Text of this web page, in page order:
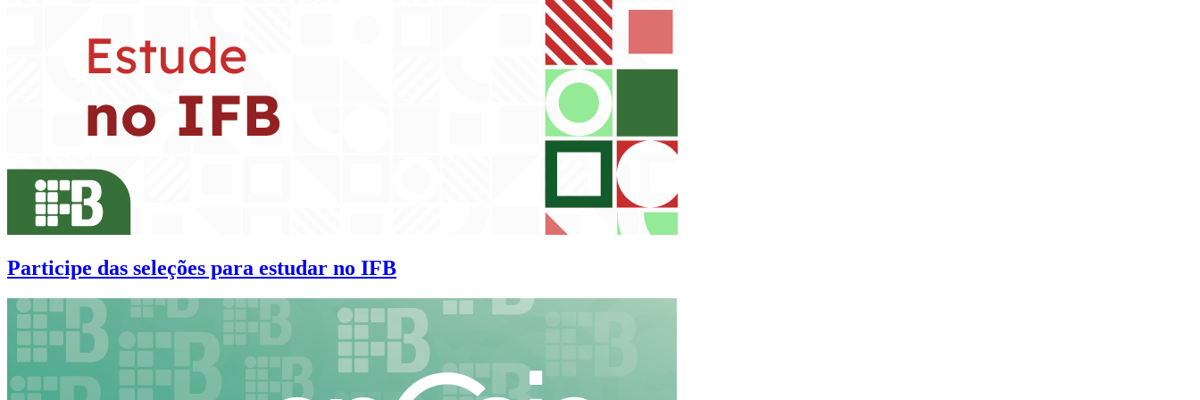
Participe das seleções para estudar no IFB